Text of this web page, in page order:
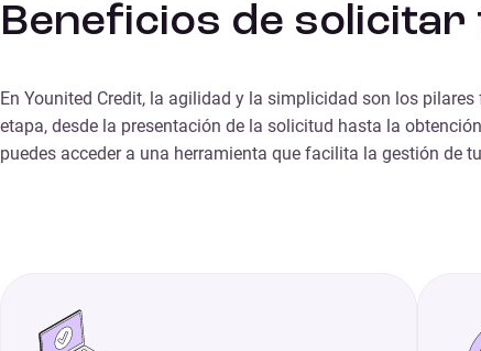
Beneficios de
En Younited Credit, la agilidad y la simplicidad son los
etapa, desde la presentación de la solicitud hasta la
puedes acceder a una herramienta que facilita la gestión de